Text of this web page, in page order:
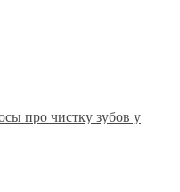
про чистку зубов у